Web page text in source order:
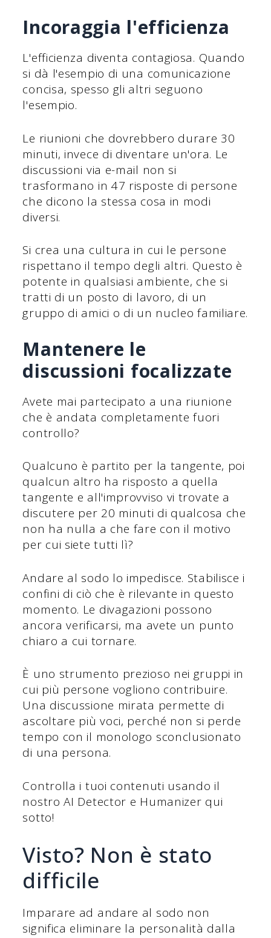
Incoraggia l'efficienza
L'efficienza diventa contagiosa. Quando
si dà l'esempio di una comunicazione
concisa, spesso gli altri seguono
l'esempio.
Le riunioni che dovrebbero durare 30
minuti, invece di diventare un'ora. Le
discussioni via e-mail non si
trasformano in 47 risposte di persone
che dicono la stessa cosa in modi
diversi.
Si crea una cultura in cui le persone
rispettano il tempo degli altri. Questo è
potente in qualsiasi ambiente, che si
tratti di un posto di lavoro, di un
gruppo di amici o di un nucleo familiare.
Mantenere le
discussioni focalizzate
Avete mai partecipato a una riunione
che è andata completamente fuori
controllo?
Qualcuno è partito per la tangente, poi
qualcun altro ha risposto a quella
tangente e all'improvviso vi trovate a
discutere per 20 minuti di qualcosa che
non ha nulla a che fare con il motivo
per cui siete tutti lì?
Andare al sodo lo impedisce. Stabilisce i
confini di ciò che è rilevante in questo
momento. Le divagazioni possono
ancora verificarsi, ma avete un punto
chiaro a cui tornare.
È uno strumento prezioso nei gruppi in
cui più persone vogliono contribuire.
Una discussione mirata permette di
ascoltare più voci, perché non si perde
tempo con il monologo sconclusionato
di una persona.
Controlla i tuoi contenuti usando il
nostro AI Detector e Humanizer qui
sotto!
Visto? Non è stato
difficile
Imparare ad andare al sodo non
significa eliminare la personalità dalla